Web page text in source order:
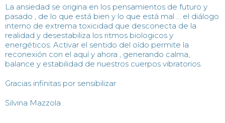
La ansiedad se origina en los pensamientos de futuro y
pasado , de lo que está bien y lo que está mal … el diálogo
interno de extrema toxicidad que desconecta de la
realidad y desestabiliza los ritmos biologicos y
energéticos. Activar el sentido del oído permite la
reconexión con el aquí y ahora , generando calma,
balance y estabilidad de nuestros cuerpos vibratorios.
Gracias infinitas por sensibilizar
Silvina Mazzola